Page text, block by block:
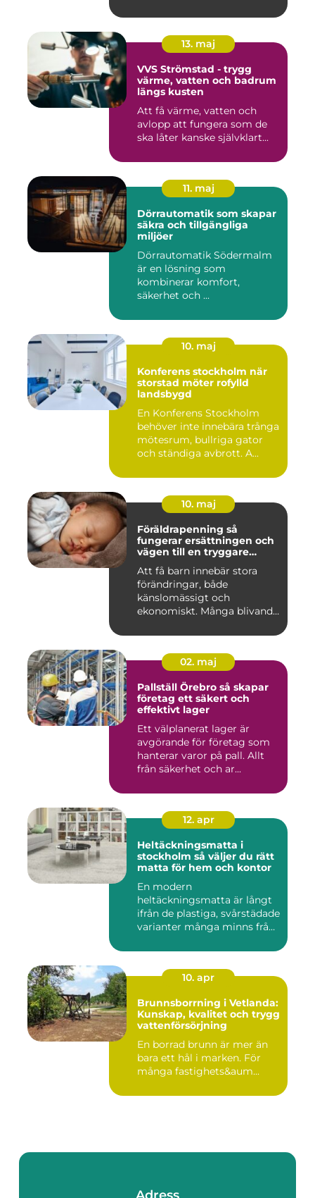
13. maj
VVS Strömstad - trygg
värme, vatten och badrum
längs kusten
Att få värme, vatten och
avlopp att fungera som de
ska låter kanske självklart...
11. maj
Dörrautomatik som skapar
säkra och tillgängliga
miljöer
Dörrautomatik Södermalm
är en lösning som
kombinerar komfort,
säkerhet och ...
10. maj
Konferens stockholm när
storstad möter rofylld
landsbygd
En Konferens Stockholm
behöver inte innebära trånga
mötesrum, bullriga gator
och ständiga avbrott. A...
10. maj
Föräldrapenning så
fungerar ersättningen och
vägen till en tryggare
Att få barn innebär stora
förändringar, både
känslomässigt och
ekonomiskt. Många blivande
02. maj
Pallställ Örebro så skapar
företag ett säkert och
effektivt lager
Ett välplanerat lager är
avgörande för företag som
hanterar varor på pall. Allt
från säkerhet och ar...
12. apr
Heltäckningsmatta i
stockholm så väljer du rätt
matta för hem och kontor
En modern
heltäckningsmatta är långt
ifrån de plastiga, svårstädade
varianter många minns från
10. apr
Brunnsborrning i Vetlanda:
Kunskap, kvalitet och trygg
vattenförsörjning
En borrad brunn är mer än
bara ett hål i marken. För
många fastighets&aum...
Adress